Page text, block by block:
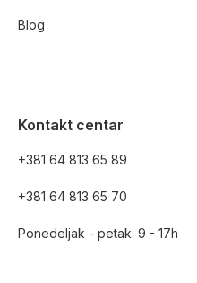
Blog
Kontakt centar
+381 64 813 65 89
+381 64 813 65 70
Ponedeljak - petak: 9 - 17h